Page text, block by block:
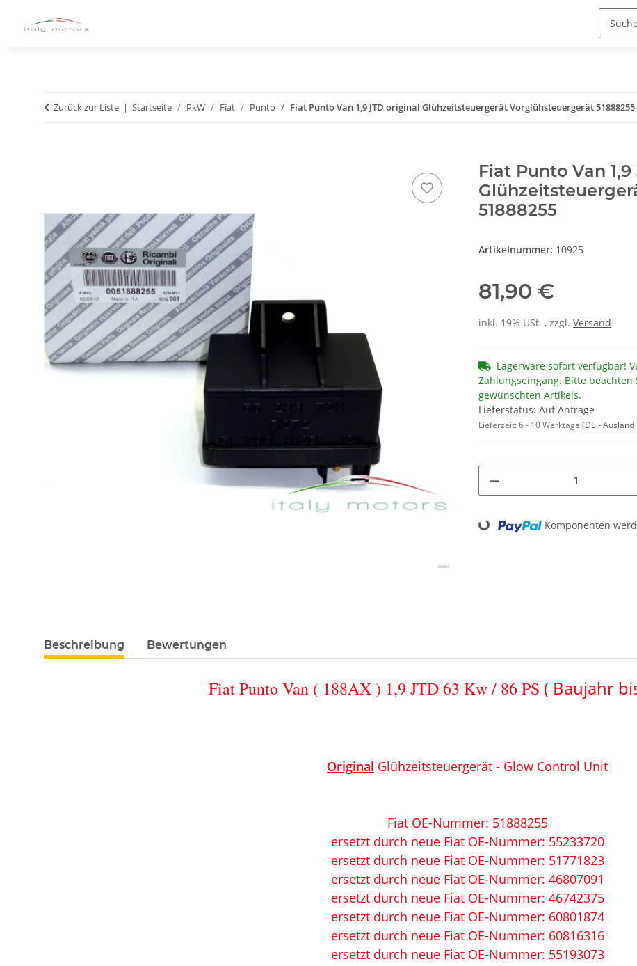
Zurück zur Liste Startseite PkW Fiat Punto Fiat Punto Van 1,9 JTD original Glühzeitsteuergerät Vorglühsteuergerät 51888255
Fiat Punto Van
51888255
Artikelnummer: 10925
81,90 €
inkl. 19% USt. , zzgl. Versand
Lagerware sofort verfügbar!
Zahlungseingang. Bitte
gewünschten Artikels.
Lieferstatus: Auf Anfrage
Lieferzeit:6 - 10 Werktage (DE -
Loading... Komponenten
Beschreibung Bewertungen
Fiat Punto Van ( 188AX ) 1,9 JTD63 Kw / 86 PS ( Baujahr
Original Glühzeitsteuergerät - Glow Control Unit
Fiat OE-Nummer: 51888255
ersetzt durch neue Fiat OE-Nummer: 55233720
ersetzt durch neue Fiat OE-Nummer: 51771823
ersetzt durch neue Fiat OE-Nummer: 46807091
ersetzt durch neue Fiat OE-Nummer: 46742375
ersetzt durch neue Fiat OE-Nummer: 60801874
ersetzt durch neue Fiat OE-Nummer: 60816316
ersetzt durch neue Fiat OE-Nummer: 55193073